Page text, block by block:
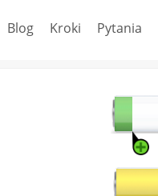
Blog Kroki Pytania